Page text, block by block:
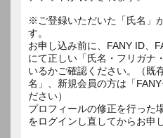
※ご登録いただいた「氏名」
す。
お申し込み前に、FANY ID、
にて正しい「氏名・フリガナ
いるかご確認ください。（既
名」、新規会員の方は「
ださい）
プロフィールの修正を行った
をログインし直してからお申